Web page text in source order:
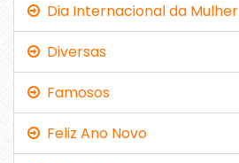
Dia Internacional da Mulher
Diversas
Famosos
Feliz Ano Novo